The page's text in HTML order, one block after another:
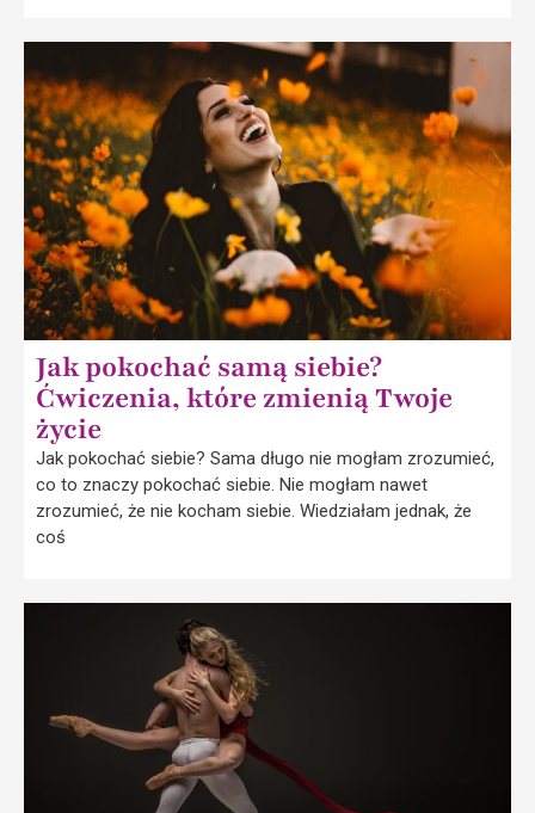
Jak pokochać samą siebie?
Ćwiczenia, które zmienią Twoje
życie
Jak pokochać siebie? Sama długo nie mogłam zrozumieć,
co to znaczy pokochać siebie. Nie mogłam nawet
zrozumieć, że nie kocham siebie. Wiedziałam jednak, że
coś